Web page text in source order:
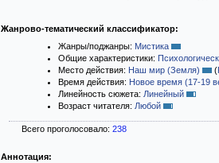
Жанрово-тематический классификатор:
Жанры/поджанры: Мистика
Общие характеристики:
Место действия: Наш мир (Земля) (
Время действия: Новое время (17-19
Линейность сюжета: Линейный
Возраст читателя: Любой
Всего проголосовало: 238
Аннотация: